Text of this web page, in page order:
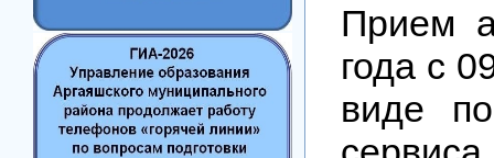
Прием
года с
виде